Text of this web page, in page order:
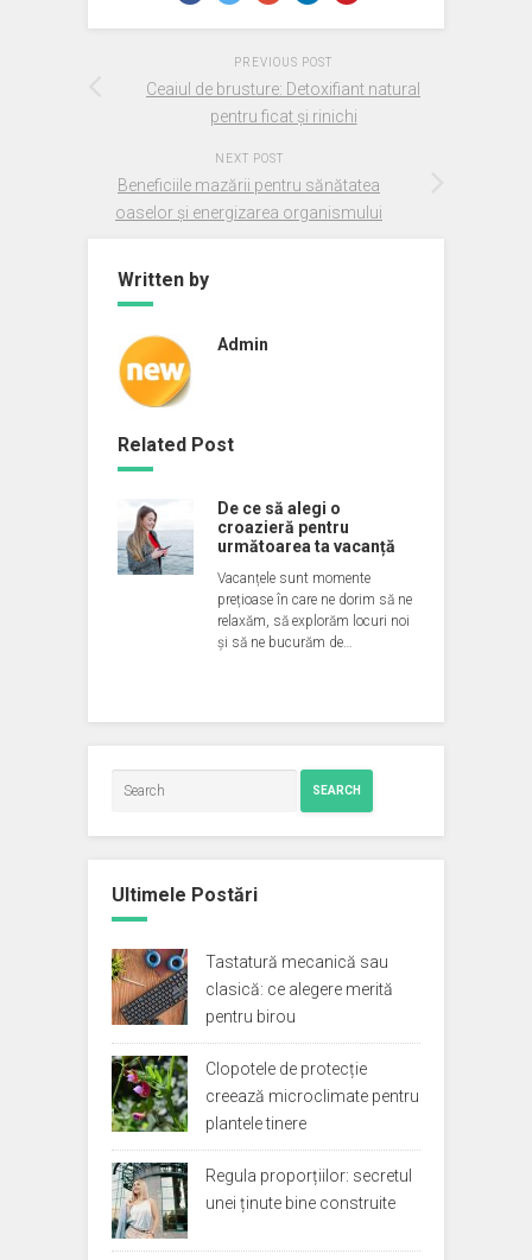
PREVIOUS POST
Ceaiul de brusture: Detoxifiant natural
pentru ficat și rinichi
NEXT POST
Beneficiile mazării pentru sănătatea
oaselor și energizarea organismului
Written by
Admin
Related Post
De ce să alegi o
croazieră pentru
următoarea ta vacanță
Vacanțele sunt momente
prețioase în care ne dorim să ne
relaxăm, să explorăm locuri noi
și să ne bucurăm de…
SEARCH
Ultimele Postări
Tastatură mecanică sau
clasică: ce alegere merită
pentru birou
Clopotele de protecție
creează microclimate pentru
plantele tinere
Regula proporțiilor: secretul
unei ținute bine construite